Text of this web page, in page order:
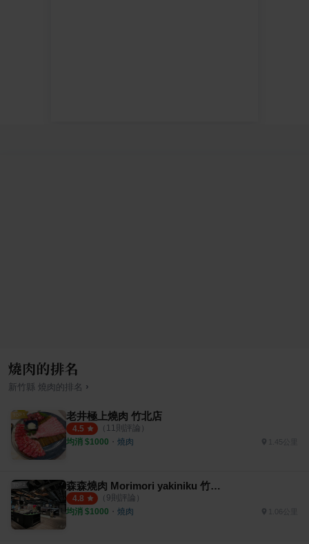
燒肉的排名
新竹縣 燒肉的排名 ›
老井極上燒肉 竹北店
4.5 （ 11則評論）
均消 $1000 ・ 燒肉 1.45公里
森森燒肉 Morimori yakiniku 竹北店
4.8 （ 9則評論）
均消 $1000 ・ 燒肉 1.06公里